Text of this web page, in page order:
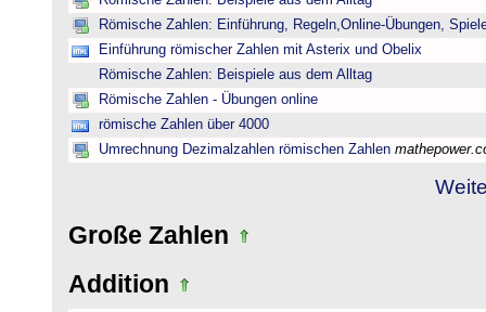
Römische Zahlen: Einführung, Regeln,Online-Übungen,
Einführung römischer Zahlen mit Asterix und Obelix
Römische Zahlen: Beispiele aus dem Alltag
Römische Zahlen - Übungen online
römische Zahlen über 4000
Umrechnung Dezimalzahlen römischen Zahlen
Große Zahlen
Addition